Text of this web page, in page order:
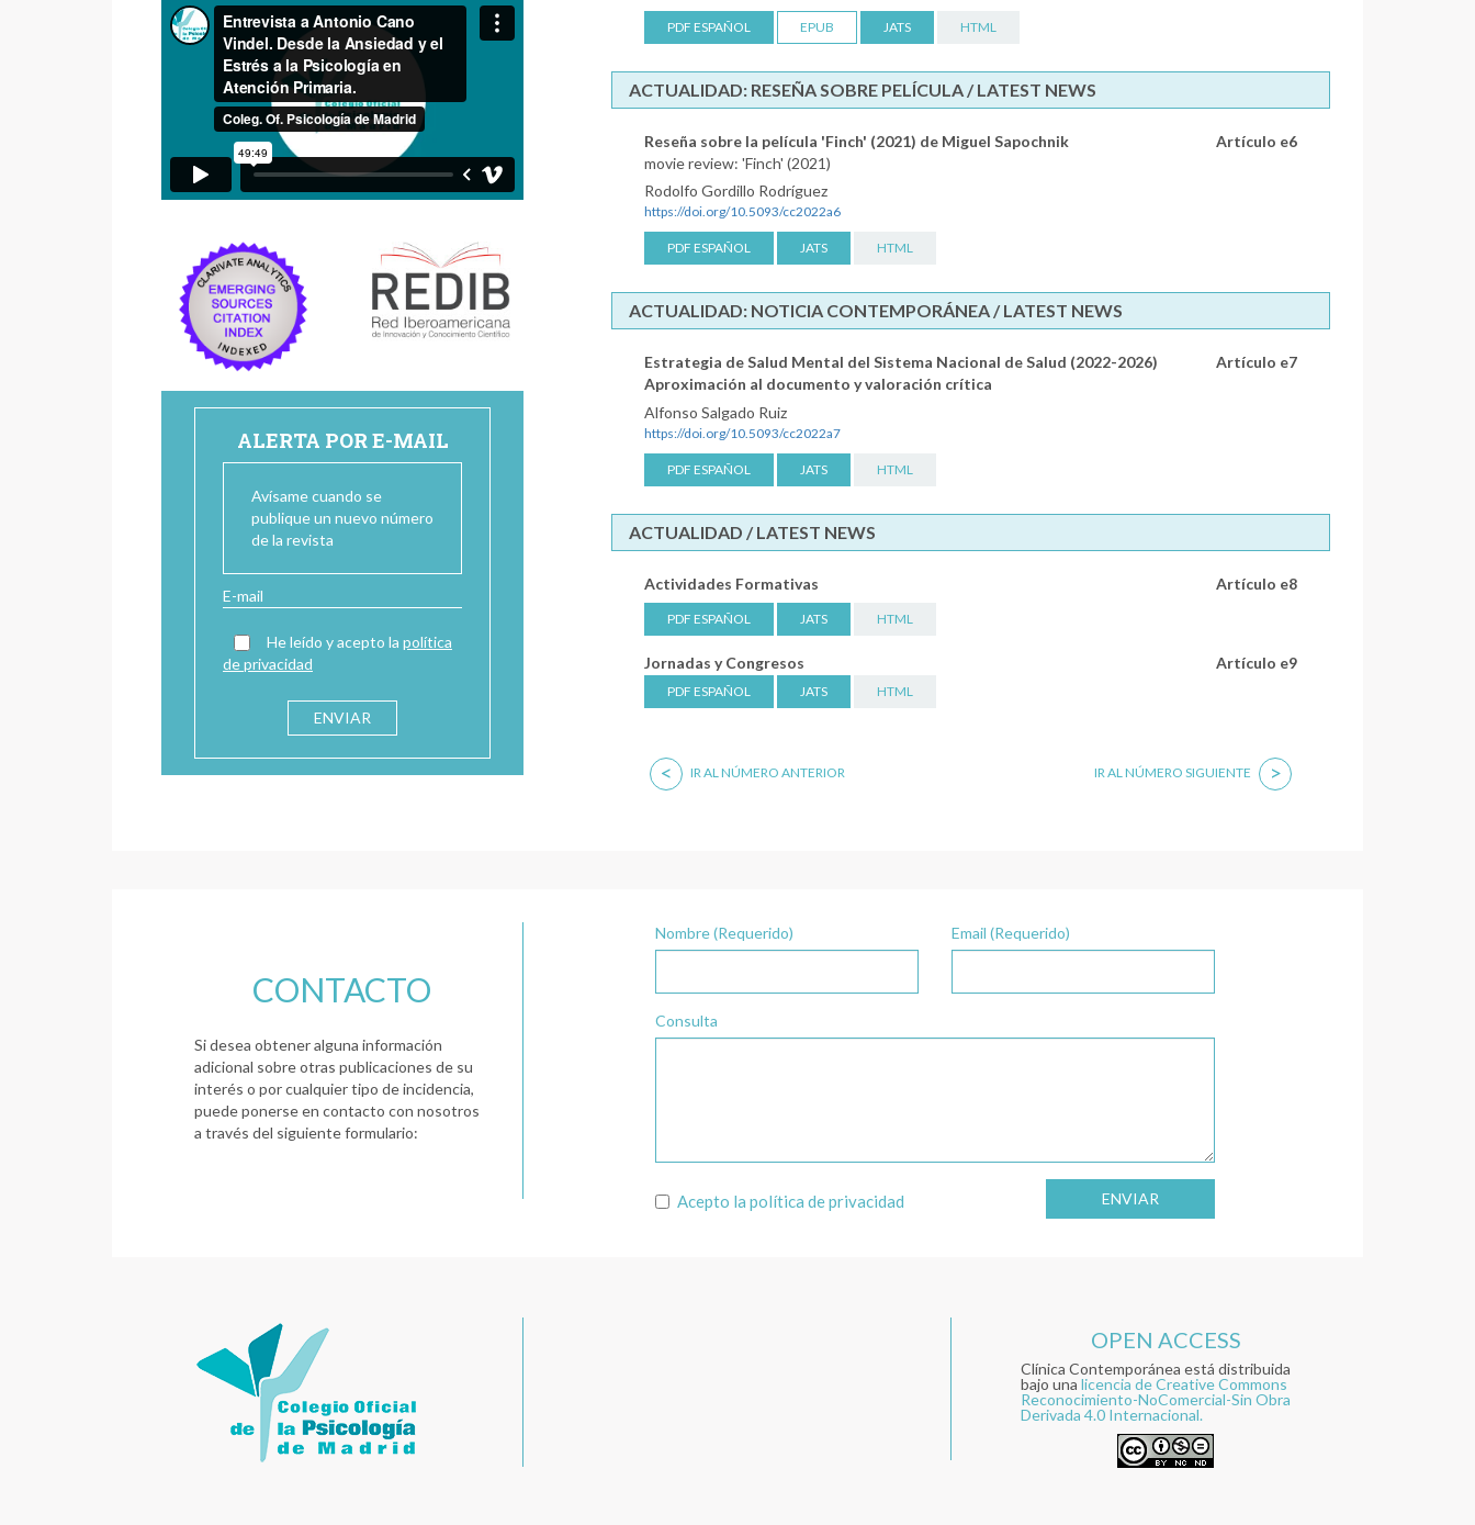
PDF ESPAÑOL EPUB JATS HTML
ACTUALIDAD: RESEÑA SOBRE PELÍCULA / LATEST NEWS
Reseña sobre la película 'Finch' (2021) de Miguel Sapochnik
Artículo e6
movie review: 'Finch' (2021)
Rodolfo Gordillo Rodríguez
https://doi.org/10.5093/cc2022a6
PDF ESPAÑOL JATS HTML
ACTUALIDAD: NOTICIA CONTEMPORÁNEA / LATEST NEWS
Estrategia de Salud Mental del Sistema Nacional de Salud (2022-2026)
Aproximación al documento y valoración crítica
Artículo e7
Alfonso Salgado Ruiz
https://doi.org/10.5093/cc2022a7
PDF ESPAÑOL JATS HTML
ACTUALIDAD / LATEST NEWS
Actividades Formativas Artículo e8
PDF ESPAÑOL JATS HTML
Jornadas y Congresos Artículo e9
PDF ESPAÑOL JATS HTML
< IR AL NÚMERO ANTERIOR IR AL NÚMERO SIGUIENTE >
ALERTA POR E-MAIL
Avísame cuando se
publique un nuevo número
de la revista
He leído y acepto la política
de privacidad
CONTACTO
Si desea obtener alguna información
adicional sobre otras publicaciones de su
interés o por cualquier tipo de incidencia,
puede ponerse en contacto con nosotros
a través del siguiente formulario:
Nombre (Requerido) Email (Requerido)
Consulta
Acepto la política de privacidad ENVIAR
OPEN ACCESS
Clínica Contemporánea está distribuida
bajo una licencia de Creative Commons
Reconocimiento-NoComercial-Sin Obra
Derivada 4.0 Internacional.